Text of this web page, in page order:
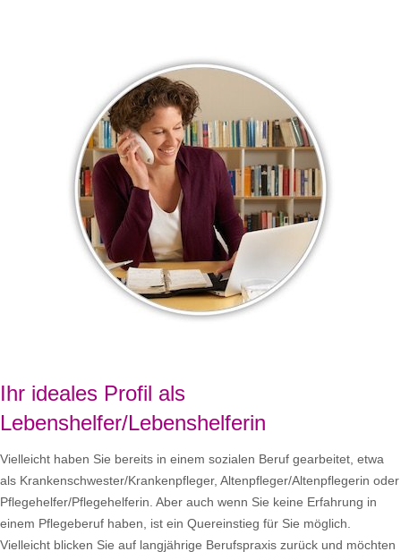
Ihr ideales Profil als
Lebenshelfer/Lebenshelferin
Vielleicht haben Sie bereits in einem sozialen Beruf gearbeitet, etwa
als Krankenschwester/Krankenpfleger, Altenpfleger/Altenpflegerin oder
Pflegehelfer/Pflegehelferin. Aber auch wenn Sie keine Erfahrung in
einem Pflegeberuf haben, ist ein Quereinstieg für Sie möglich.
Vielleicht blicken Sie auf langjährige Berufspraxis zurück und möchten